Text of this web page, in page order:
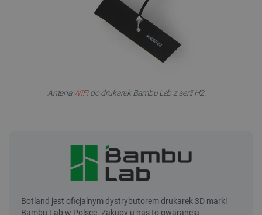
Antena WiFido drukarek Bambu Lab z serii H2.